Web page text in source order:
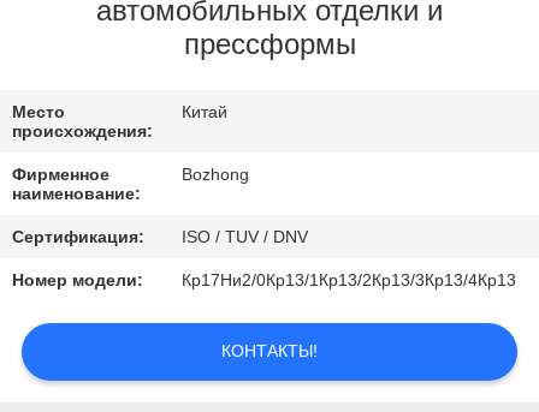
КАЧЕСТВА
МЫ
СПРОСИТЕ
ЦИТАТУ
автомобильных отделки и
прессформы
Место
происхождения:
Китай
Фирменное
наименование:
Bozhong
Сертификация: ISO / TUV / DNV
Номер модели: Кр17Ни2/0Кр13/1Кр13/2Кр13/3Кр13/4Кр13
КОНТАКТЫ!